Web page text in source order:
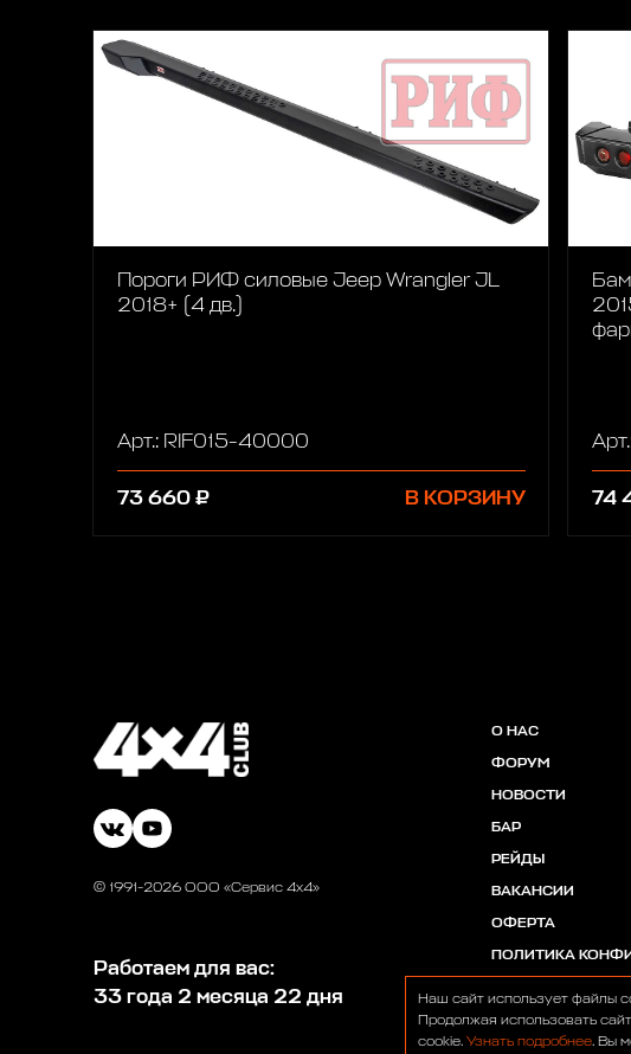
Пороги РИФ силовые Jeep Wrangler JL
2018+ (4 дв.)
Арт.: RIF015-40000
73 660 ₽ В КОРЗИНУ 74
© 1991-2026 ООО «Сервис 4х4»
Работаем для вас:
33 года 2 месяца 22 дня
О НАС
ФОРУМ
НОВОСТИ
БАР
РЕЙДЫ
ВАКАНСИИ
ОФЕРТА
ПОЛИТИКА
Наш сайт использует файлы
Продолжая использовать
cookie. Узнать подробнее. Вы